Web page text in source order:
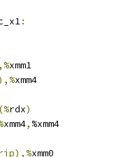
:
xmm1
xmm4
rdx)
xmm4, %xmm4
xmm0